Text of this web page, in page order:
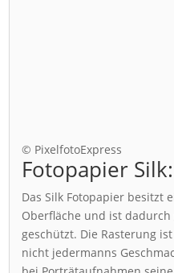
© PixelfotoExpress
Fotopapier Silk:
Das Silk Fotopapier besitzt
Oberfläche und ist
geschützt. Die Rasterung
nicht jedermanns